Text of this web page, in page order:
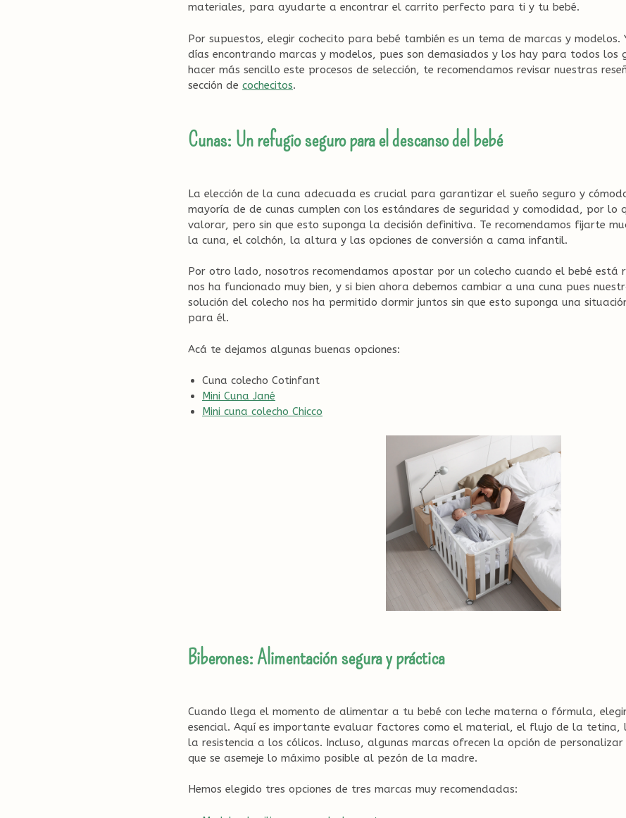
materiales, para ayudarte a encontrar el carrito perfecto para ti y tu bebé.
Por supuestos, elegir cochecito para bebé también es un tema de marcas y modelos.
días encontrando marcas y modelos, pues son demasiados y los hay para todos los
hacer más sencillo este procesos de selección, te recomendamos revisar nuestras
sección de cochecitos.
Cunas: Un refugio seguro para el descanso del bebé
La elección de la cuna adecuada es crucial para garantizar el sueño seguro y
mayoría de de cunas cumplen con los estándares de seguridad y comodidad, por lo
valorar, pero sin que esto suponga la decisión definitiva. Te recomendamos fijarte
la cuna, el colchón, la altura y las opciones de conversión a cama infantil.
Por otro lado, nosotros recomendamos apostar por un colecho cuando el bebé está
nos ha funcionado muy bien, y si bien ahora debemos cambiar a una cuna pues
solución del colecho nos ha permitido dormir juntos sin que esto suponga una
para él.
Acá te dejamos algunas buenas opciones:
Cuna colecho Cotinfant
Mini Cuna Jané
Mini cuna colecho Chicco
Biberones: Alimentación segura y práctica
Cuando llega el momento de alimentar a tu bebé con leche materna o fórmula,
esencial. Aquí es importante evaluar factores como el material, el flujo de la
la resistencia a los cólicos. Incluso, algunas marcas ofrecen la opción de
que se asemeje lo máximo posible al pezón de la madre.
Hemos elegido tres opciones de tres marcas muy recomendadas: